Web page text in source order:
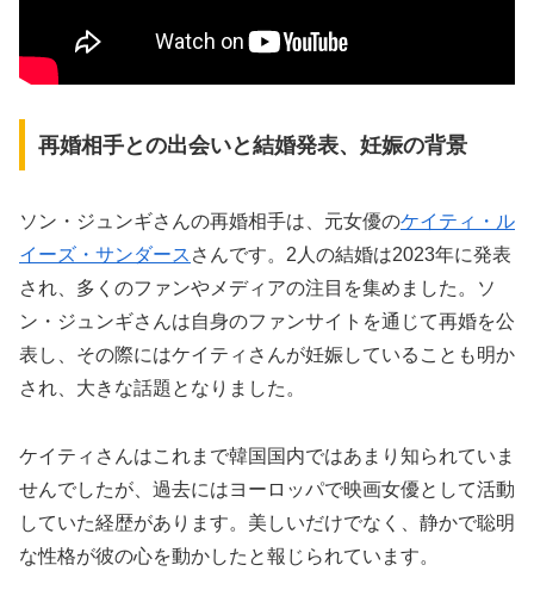
再婚相手との出会いと結婚発表、妊娠の背景
ソン・ジュンギさんの再婚相手は、元女優のケイティ・ル
イーズ・サンダース さんです。2人の結婚は2023年に発表
され、多くのファンやメディアの注目を集めました。ソ
ン・ジュンギさんは自身のファンサイトを通じて再婚を公
表し、その際にはケイティさんが妊娠していることも明か
され、大きな話題となりました。
ケイティさんはこれまで韓国国内ではあまり知られていま
せんでしたが、過去にはヨーロッパで映画女優として活動
していた経歴があります。美しいだけでなく、静かで聡明
な性格が彼の心を動かしたと報じられています。